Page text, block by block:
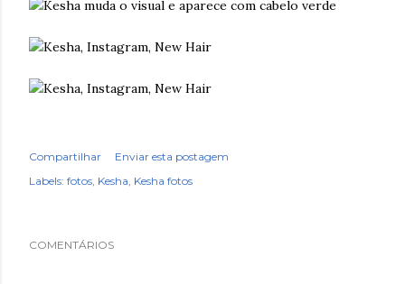
Compartilhar
Enviar esta postagem
Labels: fotos Kesha Kesha fotos
COMENTÁRIOS